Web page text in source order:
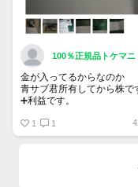
100％正規品トケマニ
金が入ってるからなのか
青サブ君所有してから株で
➕利益です。
銘柄番号7932 ニッピ
1 1